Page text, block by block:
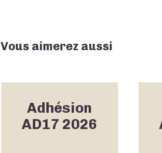
Vous aimerez aussi
Adhésion
AD17 2026